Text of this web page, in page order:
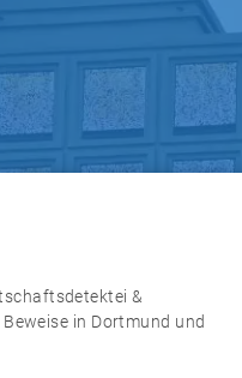
&
in Dortmund und